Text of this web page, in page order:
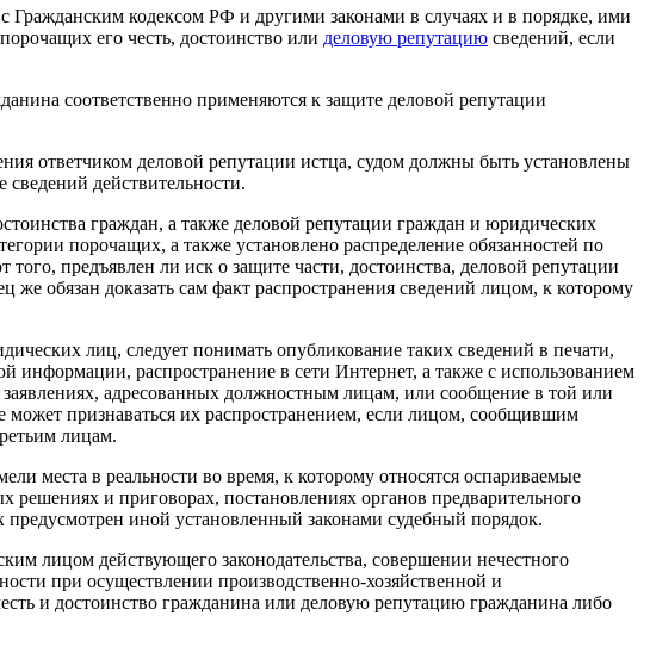
Гражданским кодексом РФ и другими законами в случаях и в порядке, ими
его честь, достоинство или деловую репутацию сведений, если
соответственно применяются к защите деловой репутации
ответчиком деловой репутации истца, судом должны быть установлены
сведений действительности.
граждан, а также деловой репутации граждан и юридических
порочащих, а также установлено распределение обязанностей по
предъявлен ли иск о защите части, достоинства, деловой репутации
обязан доказать сам факт распространения сведений лицом, к которому
лиц, следует понимать опубликование таких сведений в печати,
распространение в сети Интернет, а также с использованием
адресованных должностным лицам, или сообщение в той или
признаваться их распространением, если лицом, сообщившим
лицам.
места в реальности во время, к которому относятся оспариваемые
решениях и приговорах, постановлениях органов предварительного
иной установленный законами судебный порядок.
лицом действующего законодательства, совершении нечестного
при осуществлении производственно-хозяйственной и
и достоинство гражданина или деловую репутацию гражданина либо